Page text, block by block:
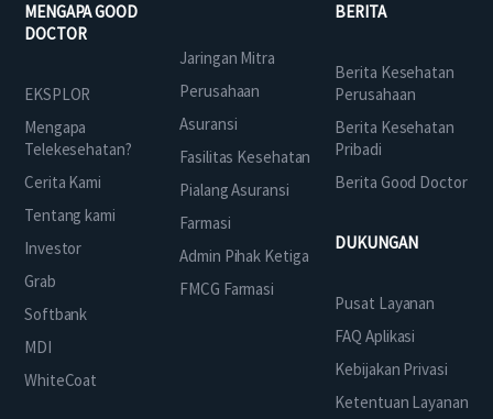
MENGAPA GOOD
DOCTOR
EKSPLOR
Mengapa
Telekesehatan?
Cerita Kami
Tentang kami
Investor
Grab
Softbank
MDI
WhiteCoat
Jaringan Mitra
Perusahaan
Asuransi
Fasilitas Kesehatan
Pialang Asuransi
Farmasi
Admin Pihak Ketiga
FMCG Farmasi
BERITA
Berita Kesehatan
Perusahaan
Berita Kesehatan
Pribadi
Berita Good Doctor
DUKUNGAN
Pusat Layanan
FAQ Aplikasi
Kebijakan Privasi
Ketentuan Layanan